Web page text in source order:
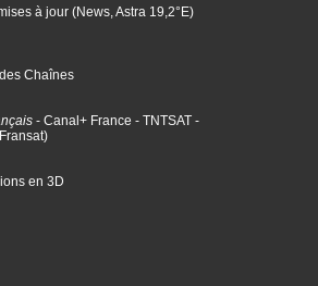
à jour (News, Astra 19,2°E)
Chaînes
- Canal+ France - TNTSAT -
)
en 3D